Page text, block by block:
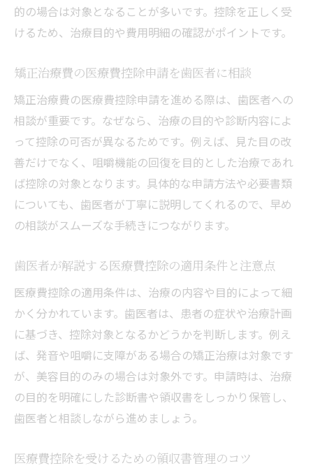
的の場合は対象となることが多いです。控除を正しく受
けるため、治療目的や費用明細の確認がポイントです。
矯正治療費の医療費控除申請を歯医者に相談
矯正治療費の医療費控除申請を進める際は、歯医者への
相談が重要です。なぜなら、治療の目的や診断内容によ
って控除の可否が異なるためです。例えば、見た目の改
善だけでなく、咀嚼機能の回復を目的とした治療であれ
ば控除の対象となります。具体的な申請方法や必要書類
についても、歯医者が丁寧に説明してくれるので、早め
の相談がスムーズな手続きにつながります。
歯医者が解説する医療費控除の適用条件と注意点
医療費控除の適用条件は、治療の内容や目的によって細
かく分かれています。歯医者は、患者の症状や治療計画
に基づき、控除対象となるかどうかを判断します。例え
ば、発音や咀嚼に支障がある場合の矯正治療は対象です
が、美容目的のみの場合は対象外です。申請時は、治療
の目的を明確にした診断書や領収書をしっかり保管し、
歯医者と相談しながら進めましょう。
医療費控除を受けるための領収書管理のコツ